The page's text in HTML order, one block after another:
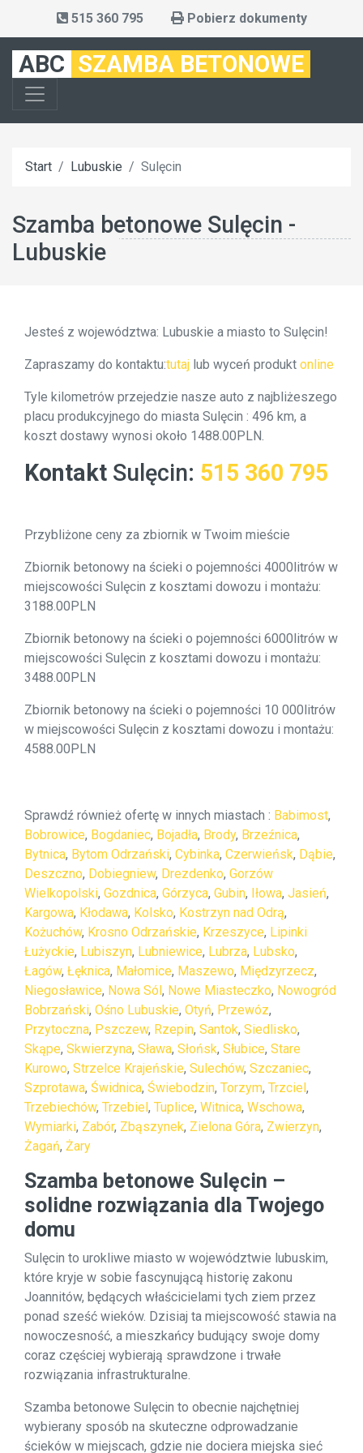
515 360 795 Pobierz dokumenty
ABC SZAMBA BETONOWE
Start Lubuskie Sulęcin
Szamba betonowe Sulęcin -
Lubuskie
Jesteś z województwa: Lubuskie a miasto to Sulęcin!
Zapraszamy do kontaktu:tutaj lub wyceń produkt online
Tyle kilometrów przejedzie nasze auto z najbliżeszego
placu produkcyjnego do miasta Sulęcin : 496 km, a
koszt dostawy wynosi około 1488.00PLN.
Kontakt Sulęcin: 515 360 795
Przybliżone ceny za zbiornik w Twoim mieście
Zbiornik betonowy na ścieki o pojemności 4000litrów w
miejscowości Sulęcin z kosztami dowozu i montażu:
3188.00PLN
Zbiornik betonowy na ścieki o pojemności 6000litrów w
miejscowości Sulęcin z kosztami dowozu i montażu:
3488.00PLN
Zbiornik betonowy na ścieki o pojemności 10 000litrów
w miejscowości Sulęcin z kosztami dowozu i montażu:
4588.00PLN
Sprawdź również ofertę w innych miastach : Babimost,
Bobrowice, Bogdaniec, Bojadła, Brody, Brzeźnica,
Bytnica, Bytom Odrzański, Cybinka, Czerwieńsk, Dąbie,
Deszczno, Dobiegniew, Drezdenko, Gorzów
Wielkopolski, Gozdnica, Górzyca, Gubin, Iłowa, Jasień,
Kargowa, Kłodawa, Kolsko, Kostrzyn nad Odrą,
Kożuchów, Krosno Odrzańskie, Krzeszyce, Lipinki
Łużyckie, Lubiszyn, Lubniewice, Lubrza, Lubsko,
Łagów, Łęknica, Małomice, Maszewo, Międzyrzecz,
Niegosławice, Nowa Sól, Nowe Miasteczko, Nowogród
Bobrzański, Ośno Lubuskie, Otyń, Przewóz,
Przytoczna, Pszczew, Rzepin, Santok, Siedlisko,
Skąpe, Skwierzyna, Sława, Słońsk, Słubice, Stare
Kurowo, Strzelce Krajeńskie, Sulechów, Szczaniec,
Szprotawa, Świdnica, Świebodzin, Torzym, Trzciel,
Trzebiechów, Trzebiel, Tuplice, Witnica, Wschowa,
Wymiarki, Zabór, Zbąszynek, Zielona Góra, Zwierzyn,
Żagań, Żary
Szamba betonowe Sulęcin –
solidne rozwiązania dla Twojego
domu
Sulęcin to urokliwe miasto w województwie lubuskim,
które kryje w sobie fascynującą historię zakonu
Joannitów, będących właścicielami tych ziem przez
ponad sześć wieków. Dzisiaj ta miejscowość stawia na
nowoczesność, a mieszkańcy budujący swoje domy
coraz częściej wybierają sprawdzone i trwałe
rozwiązania infrastrukturalne.
Szamba betonowe Sulęcin to obecnie najchętniej
wybierany sposób na skuteczne odprowadzanie
ścieków w miejscach, gdzie nie dociera miejska sieć